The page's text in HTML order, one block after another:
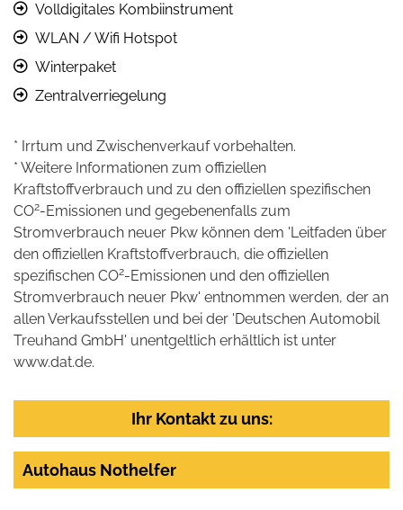
Volldigitales Kombiinstrument
WLAN / Wifi Hotspot
Winterpaket
Zentralverriegelung
* Irrtum und Zwischenverkauf vorbehalten.
* Weitere Informationen zum offiziellen
Kraftstoffverbrauch und zu den offiziellen spezifischen
CO2-Emissionen und gegebenenfalls zum
Stromverbrauch neuer Pkw können dem 'Leitfaden über
den offiziellen Kraftstoffverbrauch, die offiziellen
spezifischen CO2-Emissionen und den offiziellen
Stromverbrauch neuer Pkw' entnommen werden, der an
allen Verkaufsstellen und bei der 'Deutschen Automobil
Treuhand GmbH' unentgeltlich erhältlich ist unter
www.dat.de.
Ihr Kontakt zu uns:
Autohaus Nothelfer